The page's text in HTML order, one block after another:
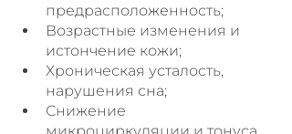
предрасположенность;
Возрастные изменения и
истончение кожи;
Хроническая усталость,
нарушения сна;
Снижение